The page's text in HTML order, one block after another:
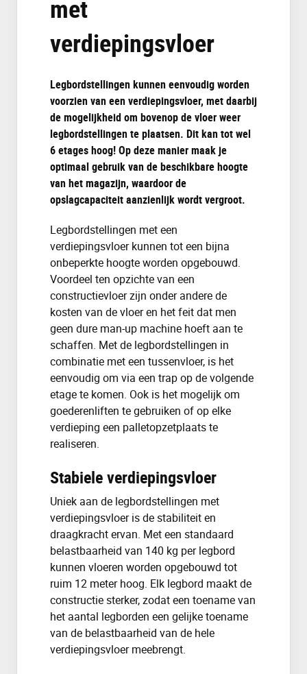
met
verdiepingsvloer
Legbordstellingen kunnen eenvoudig worden
voorzien van een verdiepingsvloer, met daarbij
de mogelijkheid om bovenop de vloer weer
legbordstellingen te plaatsen. Dit kan tot wel
6 etages hoog! Op deze manier maak je
optimaal gebruik van de beschikbare hoogte
van het magazijn, waardoor de
opslagcapaciteit aanzienlijk wordt vergroot.
Legbordstellingen met een
verdiepingsvloer kunnen tot een bijna
onbeperkte hoogte worden opgebouwd.
Voordeel ten opzichte van een
constructievloer zijn onder andere de
kosten van de vloer en het feit dat men
geen dure man-up machine hoeft aan te
schaffen. Met de legbordstellingen in
combinatie met een tussenvloer, is het
eenvoudig om via een trap op de volgende
etage te komen. Ook is het mogelijk om
goederenliften te gebruiken of op elke
verdieping een palletopzetplaats te
realiseren.
Stabiele verdiepingsvloer
Uniek aan de legbordstellingen met
verdiepingsvloer is de stabiliteit en
draagkracht ervan. Met een standaard
belastbaarheid van 140 kg per legbord
kunnen vloeren worden opgebouwd tot
ruim 12 meter hoog. Elk legbord maakt de
constructie sterker, zodat een toename van
het aantal legborden een gelijke toename
van de belastbaarheid van de hele
verdiepingsvloer meebrengt.